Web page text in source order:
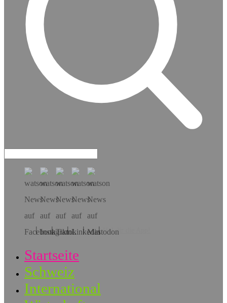
Hol dir die App!
Startseite
Schweiz
International